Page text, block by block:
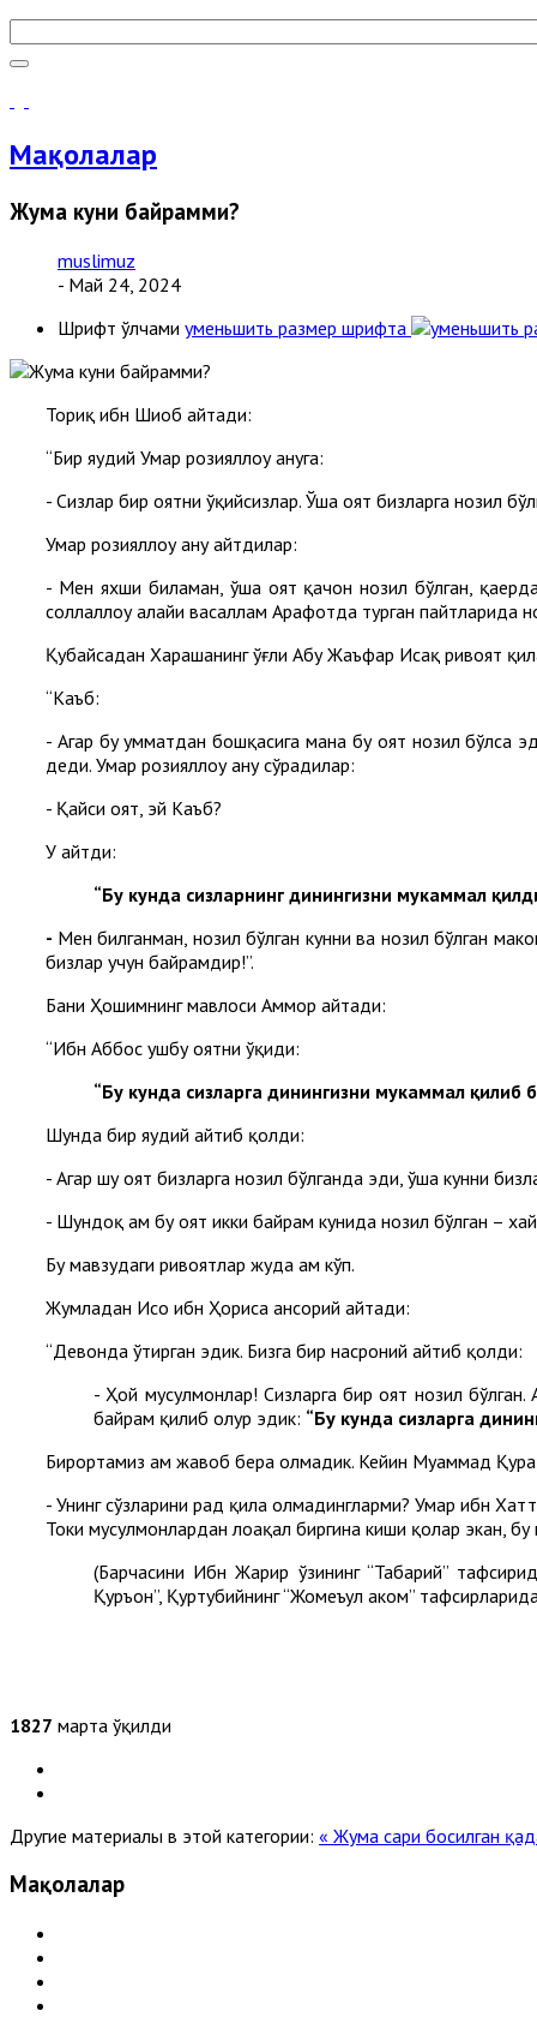
Мақолалар
Жума куни байрамми?
muslimuz
- Май 24, 2024
Шрифт ўлчами уменьшить размер шрифта
Ториқ ибн Шиҳоб айтади:
“Бир яҳудий Умар розияллоҳу анҳуга:
- Сизлар бир оятни ўқийсизлар. Ўша оят бизларга нозил
Умар розияллоҳу анҳу айтдилар:
- Мен яхши биламан, ўша оят қачон нозил бўлган, қаерда
соллаллоҳу алайҳи васаллам Арафотда турган пайтларида
Қубайсадан Харашанинг ўғли Абу Жаъфар Исҳақ ривоят
“Каъб:
- Агар бу умматдан бошқасига мана бу оят нозил бўлса
деди. Умар розияллоҳу анҳу сўрадилар:
- Қайси оят, эй Каъб?
У айтди:
“Бу кунда сизларнинг динингизни мукаммал
- Мен билганман, нозил бўлган кунни ва нозил бўлган
бизлар учун байрамдир!”.
Бани Ҳошимнинг мавлоси Аммор айтади:
“Ибн Аббос ушбу оятни ўқиди:
“Бу кунда сизларга динингизни мукаммал
Шунда бир яҳудий айтиб қолди:
- Агар шу оят бизларга нозил бўлганда эди, ўша кунни
- Шундоқ ҳам бу оят икки байрам кунида нозил бўлган –
Бу мавзудаги ривоятлар жуда ҳам кўп.
Жумладан Исо ибн Ҳориса ансорий айтади:
“Девонда ўтирган эдик. Бизга бир насроний айтиб қолди:
- Ҳой мусулмонлар! Сизларга бир оят нозил
байрам қилиб олур эдик: “Бу кунда сизларга
Бирортамиз ҳам жавоб бера олмадик. Кейин Муҳаммад
- Унинг сўзларини рад қила олмадингларми? Умар ибн
Токи мусулмонлардан лоақал биргина киши қолар экан,
(Барчасини Ибн Жарир ўзининг “Табарий”
Қуръон”, Қуртубийнинг “Жомеъул аҳком” тафсирларида
1827 марта ўқилди
Другие материалы в этой категории: « Жума сари босилган
Мақолалар